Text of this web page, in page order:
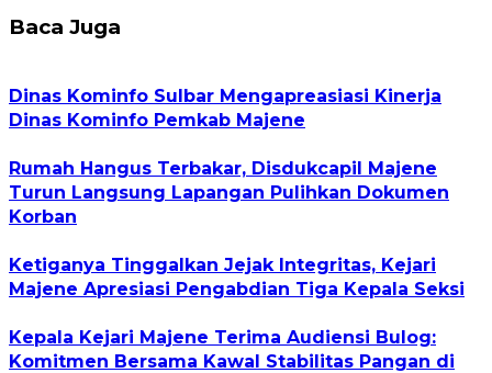
Baca Juga
Dinas Kominfo Sulbar Mengapreasiasi Kinerja
Dinas Kominfo Pemkab Majene
Rumah Hangus Terbakar, Disdukcapil Majene
Turun Langsung Lapangan Pulihkan Dokumen
Korban
Ketiganya Tinggalkan Jejak Integritas, Kejari
Majene Apresiasi Pengabdian Tiga Kepala Seksi
Kepala Kejari Majene Terima Audiensi Bulog:
Komitmen Bersama Kawal Stabilitas Pangan di